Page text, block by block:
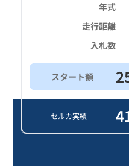
年式
走行距離
入札数
スタート額
セルカ実績